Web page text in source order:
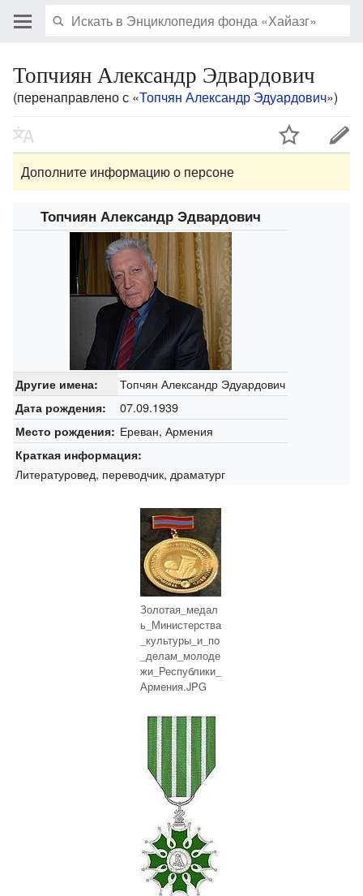
Топчиян Александр Эдвардович
(перенаправлено с «Топчян Александр Эдуардович»)
Дополните информацию о персоне
Топчиян Александр Эдвардович
Другие имена: Топчян Александр Эдуардович
Дата рождения: 07.09.1939
Место рождения: Ереван, Армения
Краткая информация:
Литературовед, переводчик, драматург
Золотая_медал
ь_Министерства
_культуры_и_по
_делам_молоде
жи_Республики_
Армения.JPG